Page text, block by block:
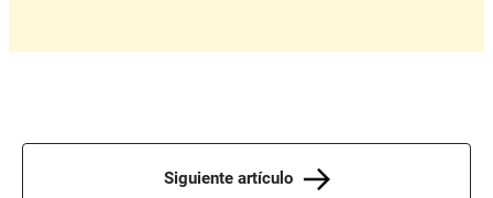
Siguiente artículo